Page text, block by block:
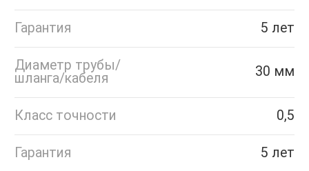
Гарантия 5 лет
Диаметр трубы/
шланга/кабеля
30 мм
Класс точности 0,5
Гарантия 5 лет